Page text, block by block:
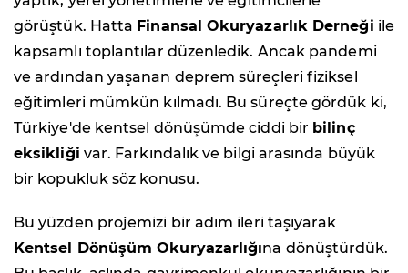
görüştük. Hatta Finansal Okuryazarlık Derneği ile
kapsamlı toplantılar düzenledik. Ancak pandemi
ve ardından yaşanan deprem süreçleri fiziksel
eğitimleri mümkün kılmadı. Bu süreçte gördük ki,
Türkiye'de kentsel dönüşümde ciddi bir bilinç
eksikliği var. Farkındalık ve bilgi arasında büyük
bir kopukluk söz konusu.
Bu yüzden projemizi bir adım ileri taşıyarak
Kentsel Dönüşüm Okuryazarlığına dönüştürdük.